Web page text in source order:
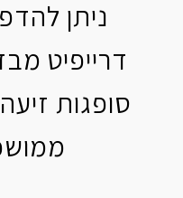
ניתן
דרייפיט
סופגות